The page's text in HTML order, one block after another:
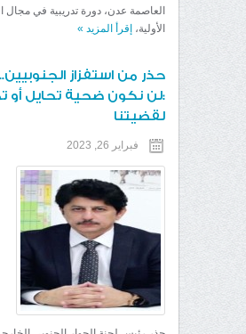
العاصمة عدن، دورة تدريبية في مجال
الأولية، إقرأ المزيد »
حذر من استفزاز
:لن نكون ضحية تحايل أو
لقضيتنا
فبراير 26, 2023